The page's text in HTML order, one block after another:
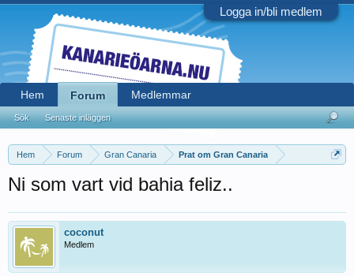
Logga in/bli medlem
Hem Forum Gran Canaria Prat om Gran Canaria
Ni som vart vid bahia feliz..
coconut
Medlem
Hem Forum
Sök Senaste inläggen
Medlemmar